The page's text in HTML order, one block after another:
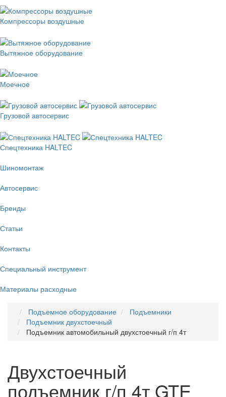
Компрессоры воздушные
Вытяжное оборудование
Моечное
Грузовой автосервис
Спецтехника HALTEC
Шиномонтаж
Автосервис
Бренды
Статьи
Контакты
Специальный инструмент
Материалы расходные
Подъемное оборудование
Подъемники
Подъемник двухстоечный
Подъемник автомобильный двухстоечный г/п 4т
Двухстоечный
подъемник г/п 4т GTE